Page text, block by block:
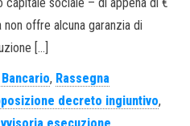
capitale sociale – di appena di €
non offre alcuna garanzia di
[…]
, Rassegna
decreto ingiuntivo,